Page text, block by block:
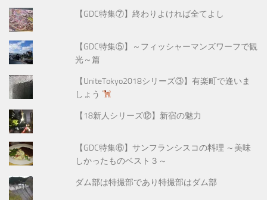
【GDC特集⑦】終わりよければ全てよし
【GDC特集⑤】～フィッシャーマンズワーフで観
光～篇
【UniteTokyo2018シリーズ③】有楽町で逢いま
しょう
【18新人シリーズ⑫】新宿の魅力
【GDC特集⑥】サンフランシスコの料理 ～美味
しかったものベスト３～
ダム部は特撮部であり特撮部はダム部